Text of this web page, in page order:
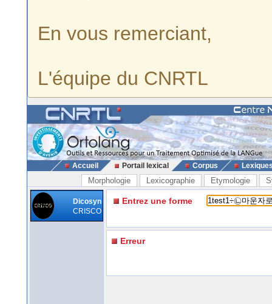
En vous remerciant,
L'équipe du CNRTL
Accueil Portail lexical Corpus
Morphologie Lexicographie Etymologie
Dicosyn
CRISCO
Entrez une forme
Erreur